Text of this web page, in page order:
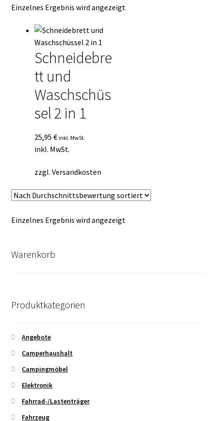
Kasse
Mein Konto
Mein Konto
Vertrag widerrufen
Warenkorb
Einzelnes Ergebnis wird angezeigt
Schneidebre
tt und
Waschschüs
sel 2 in 1
25,95 € inkl. MwSt.
inkl. MwSt.
zzgl. Versandkosten
Einzelnes Ergebnis wird angezeigt
Warenkorb
Produktkategorien
Angebote
Camperhaushalt
Campingmöbel
Elektronik
Fahrrad-/Lastenträger
Fahrzeug